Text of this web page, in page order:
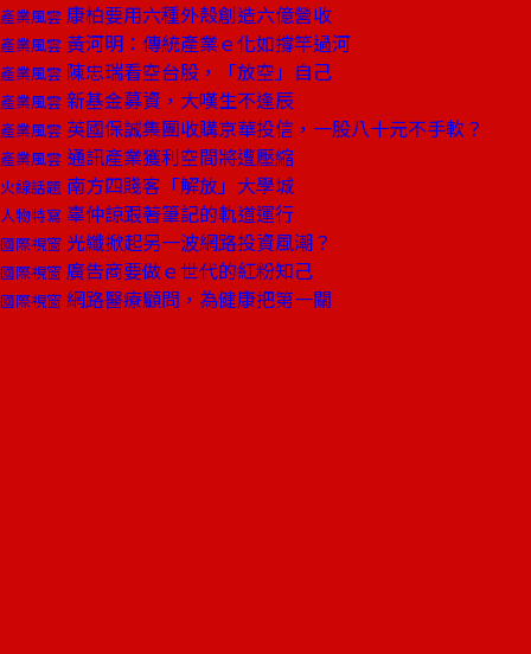
產業風雲 康柏要用六種外殼創造六億營收
產業風雲 黃河明：傳統產業ｅ化如撐竿過河
產業風雲 陳忠瑞看空台股，「放空」自己
產業風雲 新基金募資，大嘆生不逢辰
產業風雲 英國保誠集團收購京華投信，一股八十元不手軟？
產業風雲 通訊產業獲利空間將遭壓縮
火線話題 南方四賤客「解放」大學城
人物特寫 辜仲諒跟著筆記的軌道運行
國際視窗 光纖掀起另一波網路投資風潮？
國際視窗 廣告商要做ｅ世代的紅粉知己
國際視窗 網路醫療顧問，為健康把第一關